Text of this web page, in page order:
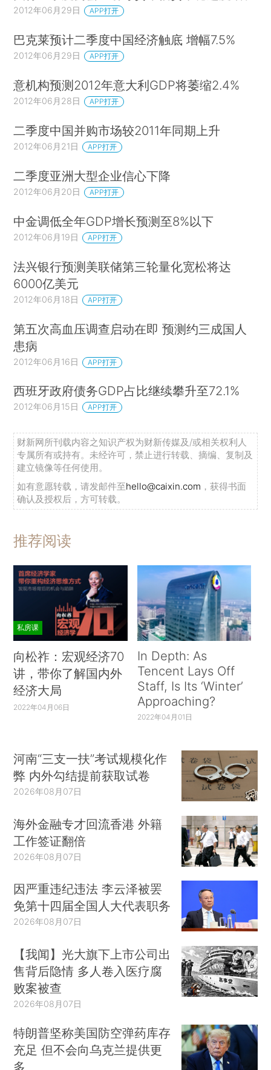
2012年06月29日 APP打开
巴克莱预计二季度中国经济触底 增幅7.5%
2012年06月29日 APP打开
意机构预测2012年意大利GDP将萎缩2.4%
2012年06月28日 APP打开
二季度中国并购市场较2011年同期上升
2012年06月21日 APP打开
二季度亚洲大型企业信心下降
2012年06月20日 APP打开
中金调低全年GDP增长预测至8%以下
2012年06月19日 APP打开
法兴银行预测美联储第三轮量化宽松将达
6000亿美元
2012年06月18日 APP打开
第五次高血压调查启动在即 预测约三成国人
患病
2012年06月16日 APP打开
西班牙政府债务GDP占比继续攀升至72.1%
2012年06月15日 APP打开
财新网所刊载内容之知识产权为财新传媒及/或相关权利人
专属所有或持有。未经许可，禁止进行转载、摘编、复制及
建立镜像等任何使用。
如有意愿转载，请发邮件至hello@caixin.com ，获得书面
确认及授权后，方可转载。
推荐阅读
私房课
向松祚：宏观经济70
讲，带你了解国内外
经济大局
2022年04月06日
In Depth: As
Tencent Lays Off
Staff, Is Its ‘Winter’
Approaching?
2022年04月01日
河南“三支一扶”考试规模化作
弊 内外勾结提前获取试卷
2026年08月07日
海外金融专才回流香港 外籍
工作签证翻倍
2026年08月07日
因严重违纪违法 李云泽被罢
免第十四届全国人大代表职务
2026年08月07日
【我闻】光大旗下上市公司出
售背后隐情 多人卷入医疗腐
败案被查
2026年08月07日
特朗普坚称美国防空弹药库存
充足 但不会向乌克兰提供更
多